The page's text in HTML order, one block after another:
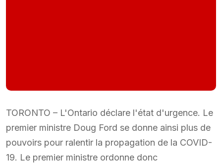
TORONTO – L'Ontario déclare l'état d'urgence. Le
premier ministre Doug Ford se donne ainsi plus de
pouvoirs pour ralentir la propagation de la COVID-
19. Le premier ministre ordonne donc